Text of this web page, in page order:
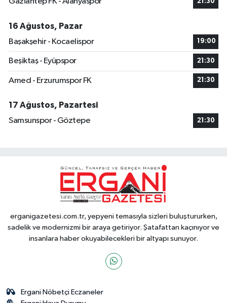
16 Ağustos, Pazar
Başakşehir - Kocaelispor
19:00
Beşiktaş - Eyüpspor 21:30
Amed - Erzurumspor FK 21:30
17 Ağustos, Pazartesi
Samsunspor - Göztepe
21:30
erganigazetesi.com.tr, yepyeni temasıyla sizleri buluştururken,
sadelik ve modernizmi bir araya getiriyor. Şatafattan kaçınıyor ve
insanlara haber okuyabilecekleri bir altyapı sunuyor.
Ergani Nöbetçi Eczaneler